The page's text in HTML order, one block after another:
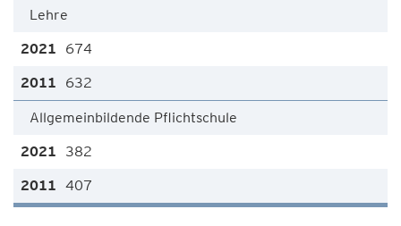
Lehre
674
632
Allgemeinbildende Pflichtschule
382
407